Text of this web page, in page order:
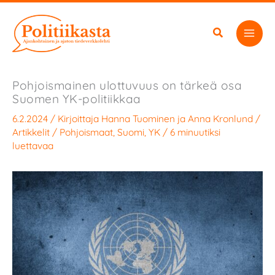
sisältöön
Pohjoismainen ulottuvuus on tärkeä osa
Suomen YK-politiikkaa
6.2.2024 / Kirjoittaja Hanna Tuominen ja Anna Kronlund /
Artikkelit / Pohjoismaat Suomi YK / 6 minuutiksi
luettavaa